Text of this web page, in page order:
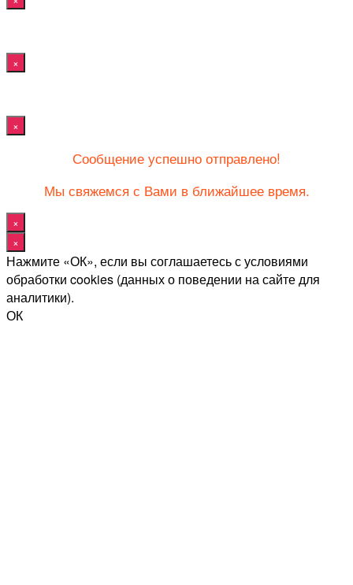
×
×
Сообщение успешно отправлено!
Мы свяжемся с Вами в ближайшее время.
×
×
Нажмите «ОК», если вы соглашаетесь с условиями
обработки cookies (данных о поведении на сайте для
аналитики).
ОК